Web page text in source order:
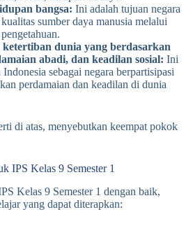
bangsa: Ini adalah tujuan negara
sumber daya manusia melalui
dunia yang berdasarkan
abadi, dan keadilan sosial: Ini
sebagai negara berpartisipasi
perdamaian dan keadilan di dunia
di atas, menyebutkan keempat pokok
IPS Kelas 9 Semester 1
Kelas 9 Semester 1 dengan baik,
yang dapat diterapkan: